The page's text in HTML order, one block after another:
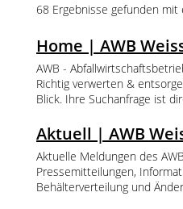
68 Ergebnisse gefunden mit
Home | AWB
AWB -
Richtig verwerten &
Blick. Ihre Suchanfrage ist
Abfuhrkalender Orte
Jobbörse Mehr vom AWB
Aktuell | AWB
Aktuelle Meldungen des
Pressemitteilungen,
Behälterverteilung und